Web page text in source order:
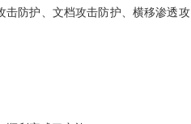
防护、文档攻击防护、横移渗透攻